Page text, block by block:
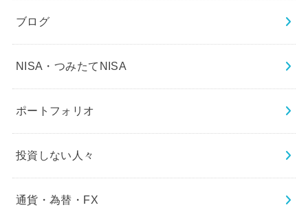
ブログ
NISA・つみたてNISA
ポートフォリオ
投資しない人々
通貨・為替・FX